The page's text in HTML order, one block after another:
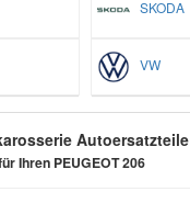
SKODA
VW
Autoersatzteile
Ihren PEUGEOT 206